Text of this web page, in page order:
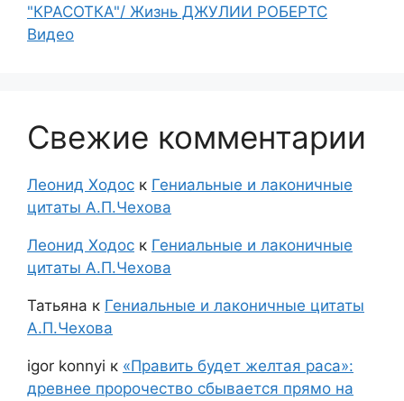
"КРАСОТКА"/ Жизнь ДЖУЛИИ РОБЕРТС
Видео
Свежие комментарии
Леонид Ходос к Гениальные и лаконичные
цитаты А.П.Чехова
Леонид Ходос к Гениальные и лаконичные
цитаты А.П.Чехова
Татьяна к Гениальные и лаконичные цитаты
А.П.Чехова
igor konnyi к «Править будет желтая раса»:
древнее пророчество сбывается прямо на